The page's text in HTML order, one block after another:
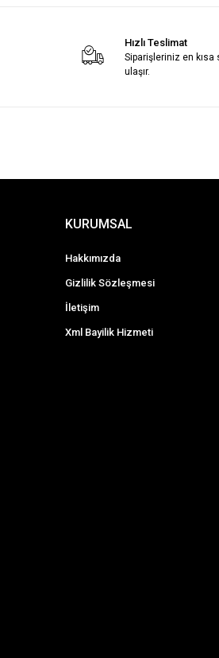
Hızlı Teslimat
Siparişleriniz en
ulaşır.
KURUMSAL
Hakkımızda
Gizlilik Sözleşmesi
İletişim
Xml Bayilik Hizmeti